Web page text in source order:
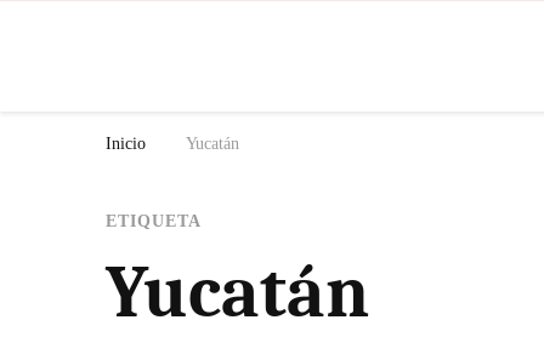
Inicio Yucatán
ETIQUETA
Yucatán